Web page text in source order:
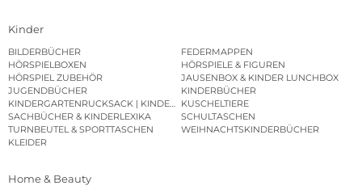
Kinder
BILDERBÜCHER
FEDERMAPPEN
HÖRSPIELBOXEN
HÖRSPIELE & FIGUREN
HÖRSPIEL ZUBEHÖR
JAUSENBOX & KINDER LUNCHBOX
JUGENDBÜCHER
KINDERBÜCHER
KINDERGARTENRUCKSACK | KINDERGARTENBEUTEL
KUSCHELTIERE
SACHBÜCHER & KINDERLEXIKA
SCHULTASCHEN
TURNBEUTEL & SPORTTASCHEN
WEIHNACHTSKINDERBÜCHER
KLEIDER
Home & Beauty